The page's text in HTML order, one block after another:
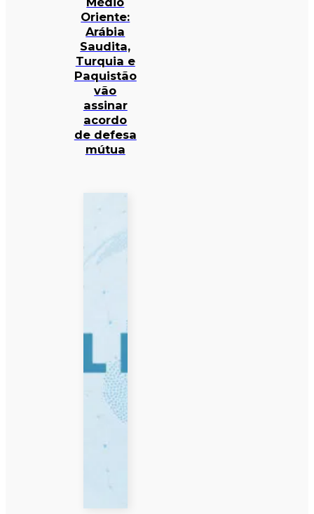
Oriente:
Arábia
Saudita,
Turquia e
Paquistão
vão
assinar
acordo
de defesa
mútua